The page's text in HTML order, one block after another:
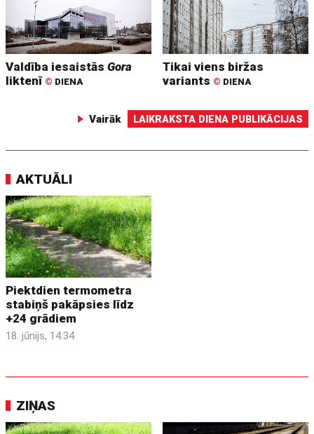
Valdība iesaistāsGora
liktenī © DIENA
Tikai viens biržas
variants © DIENA
Vairāk LAIKRAKSTA DIENA PUBLIKĀCIJAS
AKTUĀLI
Piektdien termometra
stabiņš pakāpsies līdz
+24 grādiem
18. jūnijs, 14:34
ZIŅAS